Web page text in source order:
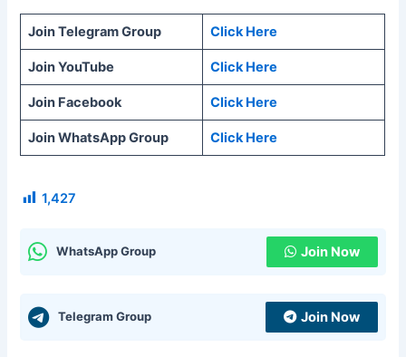
Join Telegram Group Click Here
Join YouTube Click Here
Join Facebook Click Here
Join WhatsApp Group Click Here
1,427
WhatsApp Group Join Now
Telegram Group Join Now